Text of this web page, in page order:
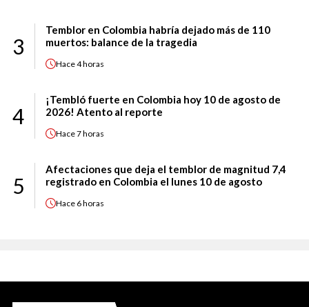
3
Temblor en Colombia habría dejado más de 110
muertos: balance de la tragedia
Hace4 horas
4
¡Tembló fuerte en Colombia hoy 10 de agosto de
2026! Atento al reporte
Hace7 horas
5
Afectaciones que deja el temblor de magnitud 7,4
registrado en Colombia el lunes 10 de agosto
Hace 6 horas